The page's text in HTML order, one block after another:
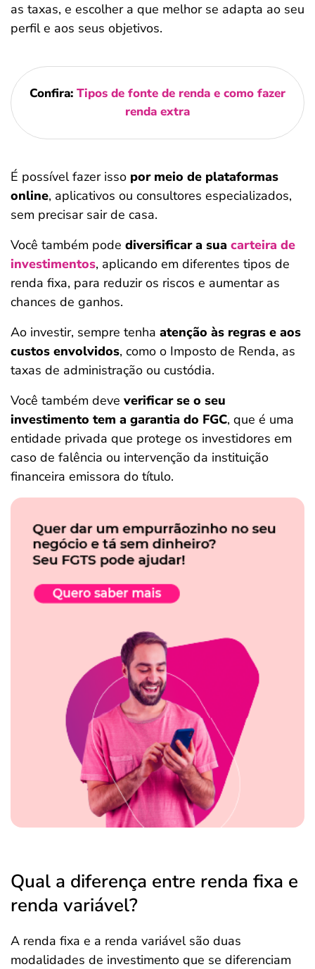
as taxas, e escolher a que melhor se adapta ao seu
perfil e aos seus objetivos.
Confira: Tipos de fonte de renda e como fazer
renda extra
É possível fazer isso por meio de plataformas
online, aplicativos ou consultores especializados,
sem precisar sair de casa.
Você também pode diversificar a sua carteira de
investimentos, aplicando em diferentes tipos de
renda fixa, para reduzir os riscos e aumentar as
chances de ganhos.
Ao investir, sempre tenha atenção às regras e aos
custos envolvidos, como o Imposto de Renda, as
taxas de administração ou custódia.
Você também deve verificar se o seu
investimento tem a garantia do FGC, que é uma
entidade privada que protege os investidores em
caso de falência ou intervenção da instituição
financeira emissora do título.
Qual a diferença entre renda fixa e
renda variável?
A renda fixa e a renda variável são duas
modalidades de investimento que se diferenciam